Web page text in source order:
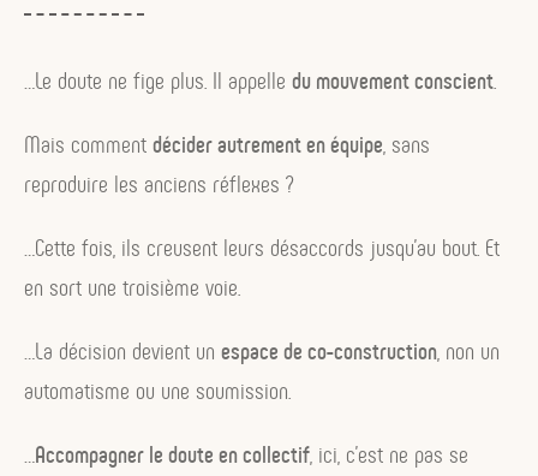
…Le doute ne fige plus. Il appelle du mouvement conscient.
Mais comment décider autrement en équipe, sans
reproduire les anciens réflexes ?
…Cette fois, ils creusent leurs désaccords jusqu’au bout. Et
en sort une troisième voie.
…La décision devient un espace de co-construction, non un
automatisme ou une soumission.
…Accompagner le doute en collectif, ici, c’est ne pas se